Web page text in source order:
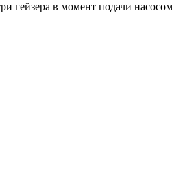
в момент подачи